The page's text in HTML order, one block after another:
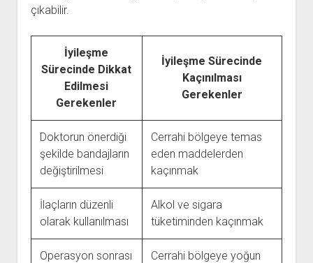
çıkabilir.
İyileşme
Sürecinde Dikkat
Edilmesi
Gerekenler
İyileşme Sürecinde
Kaçınılması
Gerekenler
Doktorun önerdiği
şekilde bandajların
değiştirilmesi
Cerrahi bölgeye temas
eden maddelerden
kaçınmak
İlaçların düzenli
olarak kullanılması
Alkol ve sigara
tüketiminden kaçınmak
Operasyon sonrası
Cerrahi bölgeye yoğun